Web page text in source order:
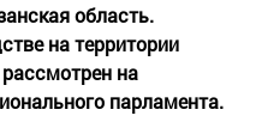
область.
на территории
на
парламента.